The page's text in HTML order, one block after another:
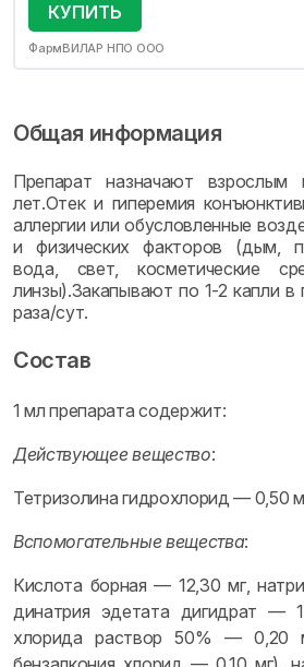
КУПИТЬ
ФармВИЛАР НПО ООО
Общая информация
Препарат назначают
лет.Отек и гиперемия
аллергии или обусловленные
и физических факторов (дым,
вода, свет, косметические
линзы).Закапывают по 1-2 капли в
раза/сут.
Состав
1 мл препарата содержит:
Действующее вещество:
Тетризолина гидрохлорид — 0,50
Вспомогательные вещества:
Кислота борная — 12,30 мг,
динатрия эдетата дигидрат —
хлорида раствор 50% — 0,20